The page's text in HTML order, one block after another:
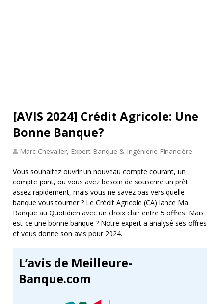
[AVIS 2024] Crédit Agricole: Une
Bonne Banque?
Marc Chevalier, Expert Banque & Ingénierie Financière
Vous souhaitez ouvrir un nouveau compte courant, un
compte joint, ou vous avez besoin de souscrire un prêt
assez rapidement, mais vous ne savez pas vers quelle
banque vous tourner ? Le Crédit Agricole (CA) lance Ma
Banque au Quotidien avec un choix clair entre 5 offres. Mais
est-ce une bonne banque ? Notre expert a analysé ses offres
et vous donne son avis pour 2024.
L’avis de Meilleure-
Banque.com